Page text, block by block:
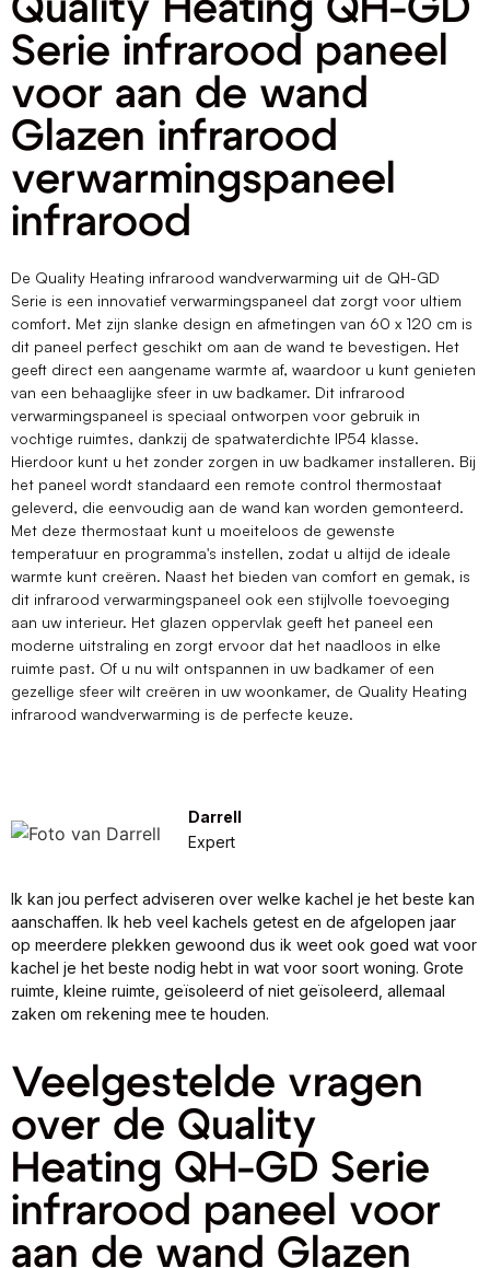
Quality Heating QH-GD
Serie infrarood paneel
voor aan de wand
Glazen infrarood
verwarmingspaneel
infrarood
De Quality Heating infrarood wandverwarming uit de QH-GD
Serie is een innovatief verwarmingspaneel dat zorgt voor ultiem
comfort. Met zijn slanke design en afmetingen van 60 x 120 cm is
dit paneel perfect geschikt om aan de wand te bevestigen. Het
geeft direct een aangename warmte af, waardoor u kunt genieten
van een behaaglijke sfeer in uw badkamer. Dit infrarood
verwarmingspaneel is speciaal ontworpen voor gebruik in
vochtige ruimtes, dankzij de spatwaterdichte IP54 klasse.
Hierdoor kunt u het zonder zorgen in uw badkamer installeren. Bij
het paneel wordt standaard een remote control thermostaat
geleverd, die eenvoudig aan de wand kan worden gemonteerd.
Met deze thermostaat kunt u moeiteloos de gewenste
temperatuur en programma's instellen, zodat u altijd de ideale
warmte kunt creëren. Naast het bieden van comfort en gemak, is
dit infrarood verwarmingspaneel ook een stijlvolle toevoeging
aan uw interieur. Het glazen oppervlak geeft het paneel een
moderne uitstraling en zorgt ervoor dat het naadloos in elke
ruimte past. Of u nu wilt ontspannen in uw badkamer of een
gezellige sfeer wilt creëren in uw woonkamer, de Quality Heating
infrarood wandverwarming is de perfecte keuze.
Darrell
Expert
Ik kan jou perfect adviseren over welke kachel je het beste kan
aanschaffen. Ik heb veel kachels getest en de afgelopen jaar
op meerdere plekken gewoond dus ik weet ook goed wat voor
kachel je het beste nodig hebt in wat voor soort woning. Grote
ruimte, kleine ruimte, geïsoleerd of niet geïsoleerd, allemaal
zaken om rekening mee te houden.
Veelgestelde vragen
over de Quality
Heating QH-GD Serie
infrarood paneel voor
aan de wand Glazen